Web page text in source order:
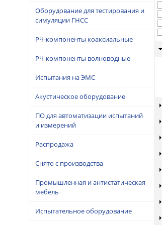
Оборудование для тестирования и
симуляции ГНСС
РЧ-компоненты коаксиальные
РЧ-компоненты волноводные
Испытания на ЭМС
Акустическое оборудование
ПО для автоматизации испытаний
и измерений
Распродажа
Снято с производства
Промышленная и антистатическая
мебель
Испытательное оборудование